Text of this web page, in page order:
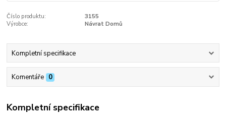
Číslo produktu:
3155
Výrobce:
Návrat Domů
Kompletní specifikace
Komentáře 0
Kompletní specifikace